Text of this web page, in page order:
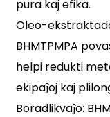
pura kaj efika.
Oleo-
BHMTPMPA
helpi redukti
ekipaĵoj kaj
Boradlikvaĵo: